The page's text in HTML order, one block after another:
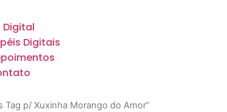
Digital
Digitais
p/ Xuxinha Morango do Amor”